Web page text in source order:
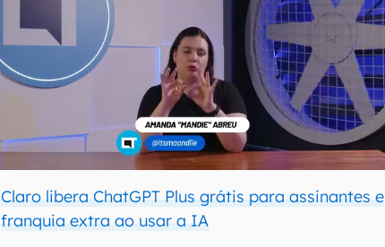
Claro libera ChatGPT Plus grátis para assinantes e
franquia extra ao usar a IA